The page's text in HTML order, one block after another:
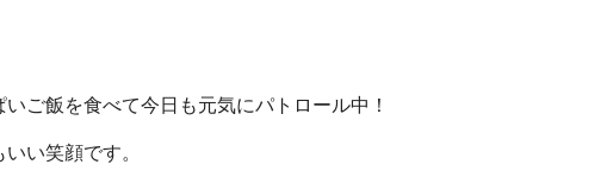
ご飯を食べて今日も元気にパトロール中！
い笑顔です。